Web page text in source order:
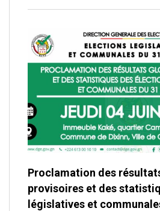
Proclamation des
provisoires et des
législatives et